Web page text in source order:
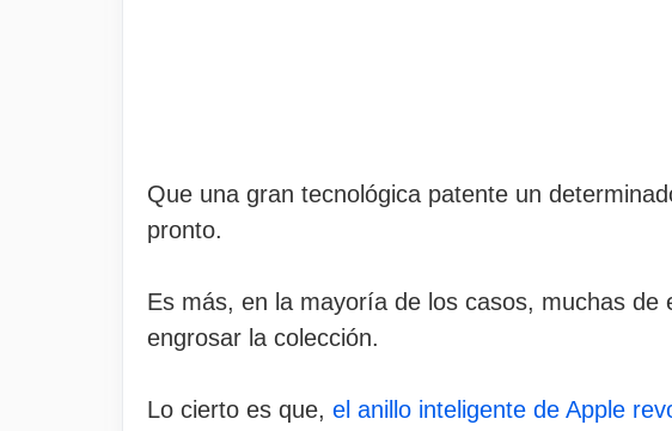
Que una gran tecnológica patente un
pronto.
Es más, en la mayoría de los casos, muchas
engrosar la colección.
Lo cierto es que, el anillo inteligente de Apple